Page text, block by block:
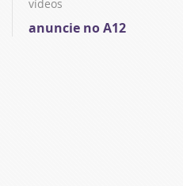
vídeos
anuncie no A12